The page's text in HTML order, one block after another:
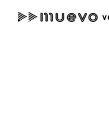
"読者の声を形にする”